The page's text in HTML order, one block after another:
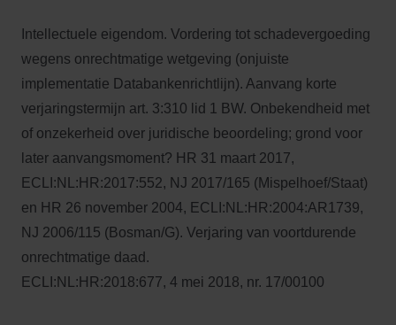
Intellectuele eigendom. Vordering tot schadevergoeding
wegens onrechtmatige wetgeving (onjuiste
implementatie Databankenrichtlijn). Aanvang korte
verjaringstermijn art. 3:310 lid 1 BW. Onbekendheid met
of onzekerheid over juridische beoordeling; grond voor
later aanvangsmoment? HR 31 maart 2017,
ECLI:NL:HR:2017:552, NJ 2017/165 (Mispelhoef/Staat)
en HR 26 november 2004, ECLI:NL:HR:2004:AR1739,
NJ 2006/115 (Bosman/G). Verjaring van voortdurende
onrechtmatige daad.
ECLI:NL:HR:2018:677, 4 mei 2018, nr. 17/00100